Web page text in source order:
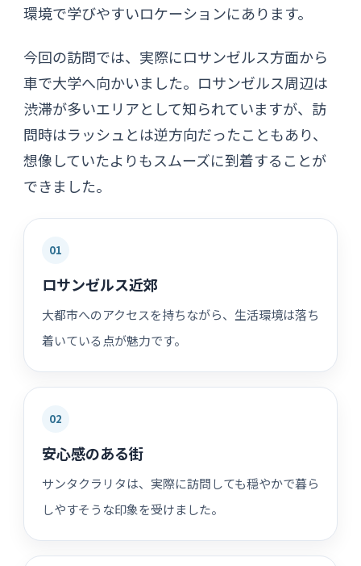
環境で学びやすいロケーションにあります。
今回の訪問では、実際にロサンゼルス方面から
車で大学へ向かいました。ロサンゼルス周辺は
渋滞が多いエリアとして知られていますが、訪
問時はラッシュとは逆方向だったこともあり、
想像していたよりもスムーズに到着することが
できました。
01
ロサンゼルス近郊
大都市へのアクセスを持ちながら、生活環境は落ち
着いている点が魅力です。
02
安心感のある街
サンタクラリタは、実際に訪問しても穏やかで暮ら
しやすそうな印象を受けました。